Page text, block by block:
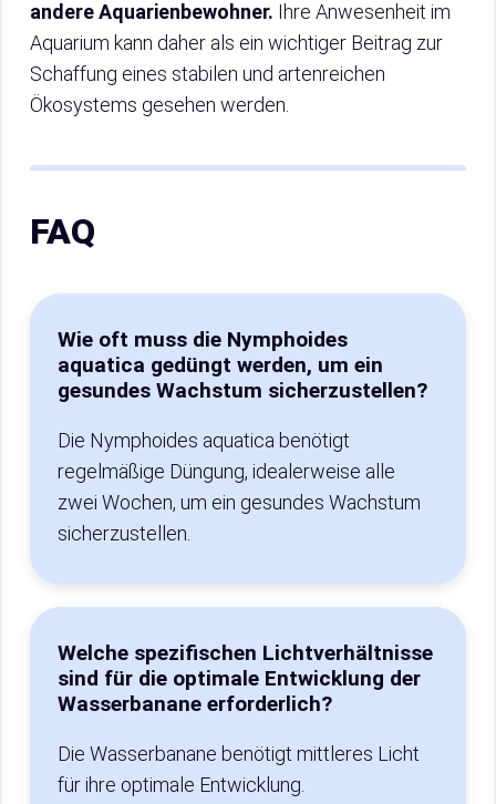
andere Aquarienbewohner. Ihre Anwesenheit im
Aquarium kann daher als ein wichtiger Beitrag zur
Schaffung eines stabilen und artenreichen
Ökosystems gesehen werden.
FAQ
Wie oft muss die Nymphoides
aquatica gedüngt werden, um ein
gesundes Wachstum sicherzustellen?
Die Nymphoides aquatica benötigt
regelmäßige Düngung, idealerweise alle
zwei Wochen, um ein gesundes Wachstum
sicherzustellen.
Welche spezifischen Lichtverhältnisse
sind für die optimale Entwicklung der
Wasserbanane erforderlich?
Die Wasserbanane benötigt mittleres Licht
für ihre optimale Entwicklung.